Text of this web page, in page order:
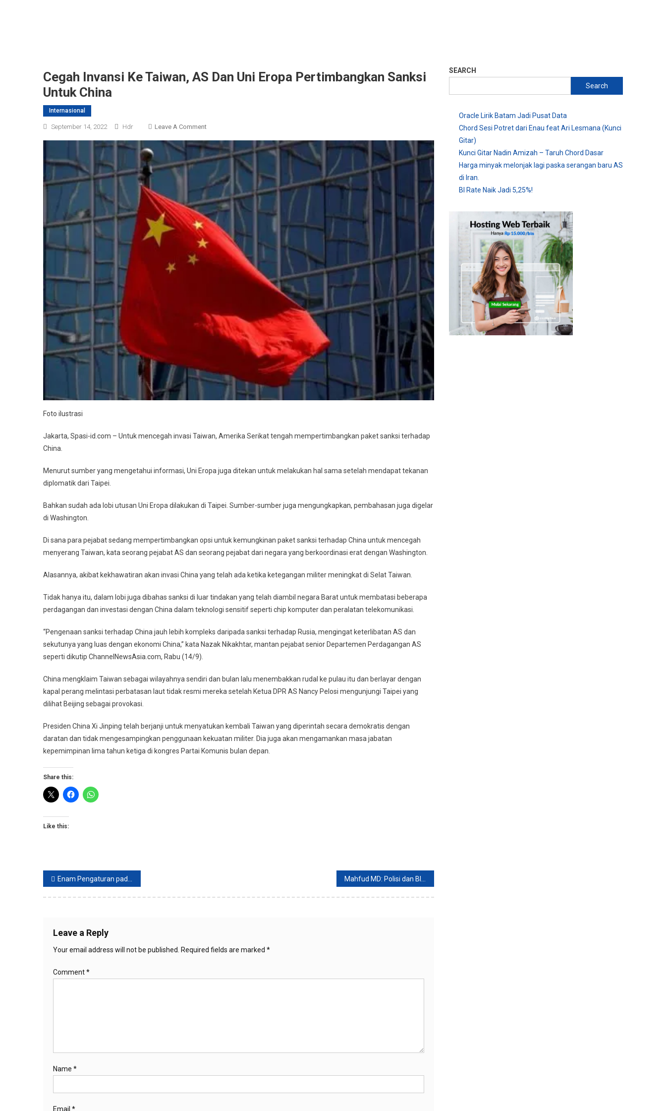
Cegah Invansi Ke Taiwan, AS Dan Uni Eropa Pertimbangkan Sanksi
Untuk China
Internasional
September 14, 2022 Hdr Leave A CommentOn
Invansi
Ke
Taiwan,
AS
Uni
Eropa
Pertimbangkan
Sanksi
China
Foto ilustrasi
Jakarta, Spasi-id.com – Untuk mencegah invasi Taiwan, Amerika Serikat tengah mempertimbangkan paket sanksi terhadap
China.
Menurut sumber yang mengetahui informasi, Uni Eropa juga ditekan untuk melakukan hal sama setelah mendapat tekanan
diplomatik dari Taipei.
Bahkan sudah ada lobi utusan Uni Eropa dilakukan di Taipei. Sumber-sumber juga mengungkapkan, pembahasan juga digelar
di Washington.
Di sana para pejabat sedang mempertimbangkan opsi untuk kemungkinan paket sanksi terhadap China untuk mencegah
menyerang Taiwan, kata seorang pejabat AS dan seorang pejabat dari negara yang berkoordinasi erat dengan Washington.
Alasannya, akibat kekhawatiran akan invasi China yang telah ada ketika ketegangan militer meningkat di Selat Taiwan.
Tidak hanya itu, dalam lobi juga dibahas sanksi di luar tindakan yang telah diambil negara Barat untuk membatasi beberapa
perdagangan dan investasi dengan China dalam teknologi sensitif seperti chip komputer dan peralatan telekomunikasi.
“Pengenaan sanksi terhadap China jauh lebih kompleks daripada sanksi terhadap Rusia, mengingat keterlibatan AS dan
sekutunya yang luas dengan ekonomi China,” kata Nazak Nikakhtar, mantan pejabat senior Departemen Perdagangan AS
seperti dikutip ChannelNewsAsia.com, Rabu (14/9).
China mengklaim Taiwan sebagai wilayahnya sendiri dan bulan lalu menembakkan rudal ke pulau itu dan berlayar dengan
kapal perang melintasi perbatasan laut tidak resmi mereka setelah Ketua DPR AS Nancy Pelosi mengunjungi Taipei yang
dilihat Beijing sebagai provokasi.
Presiden China Xi Jinping telah berjanji untuk menyatukan kembali Taiwan yang diperintah secara demokratis dengan
daratan dan tidak mengesampingkan penggunaan kekuatan militer. Dia juga akan mengamankan masa jabatan
kepemimpinan lima tahun ketiga di kongres Partai Komunis bulan depan.
Share this:
Like this:
Post
navigation
Enam Pengaturan pada iPhone yang Layak Diketahui Untuk Perlancar Pekerjaan Mahfud MD: Polisi dan BIN Sudah Berhasil Melacak Identitas Bjorka
Leave a Reply
Your email address will not be published. Required fields are marked *
Comment*
Name *
Email *
SEARCH
Search
Oracle Lirik Batam Jadi Pusat Data
Chord Sesi Potret dari Enau feat Ari Lesmana (Kunci
Gitar)
Kunci Gitar Nadin Amizah – Taruh Chord Dasar
Harga minyak melonjak lagi paska serangan baru AS
di Iran.
BI Rate Naik Jadi 5,25%!